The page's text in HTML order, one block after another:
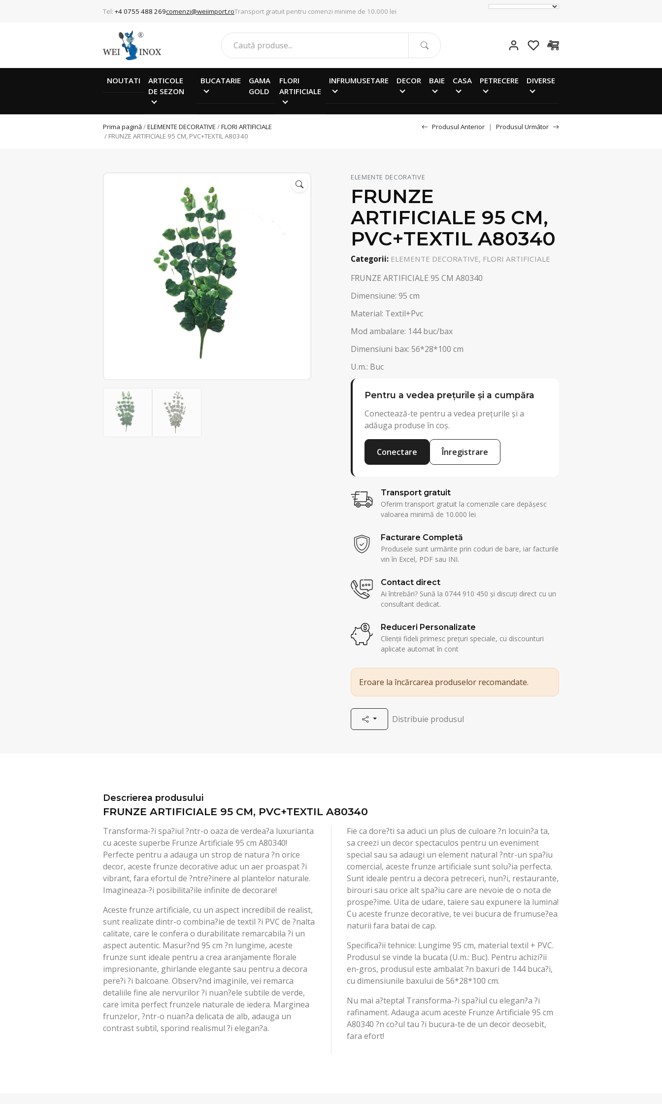
Tel: +4 0755 488 269comenzi@weiimport.roTransport gratuit pentru comenzi minime de 10.000 lei
NOUTATI
ARTICOLE
DE SEZON
BUCATARIE
GAMA
GOLD
FLORI
ARTIFICIALE
INFRUMUSETARE DECOR BAIE CASA PETRECERE DIVERSE
Prima pagină/ELEMENTE DECORATIVE /FLORI ARTIFICIALE
/ FRUNZE ARTIFICIALE 95 CM, PVC+TEXTIL A80340
Produsul Anterior | Produsul Următor
ELEMENTE DECORATIVE
FRUNZE
ARTIFICIALE 95 CM,
PVC+TEXTIL A80340
Categorii: ELEMENTE DECORATIVE, FLORI ARTIFICIALE
FRUNZE ARTIFICIALE 95 CM A80340
Dimensiune: 95 cm
Material: Textil+Pvc
Mod ambalare: 144 buc/bax
Dimensiuni bax: 56*28*100 cm
U.m.: Buc
Pentru a vedea prețurile și a cumpăra
Conectează-te pentru a vedea prețurile și a
adăuga produse în coș.
Conectare Înregistrare
Transport gratuit
Oferim transport gratuit la comenzile care depășesc
valoarea minimă de 10.000 lei
Facturare Completă
Produsele sunt urmărite prin coduri de bare, iar facturile
vin în Excel, PDF sau INI.
Contact direct
Ai întrebări? Sună la 0744 910 450 și discuți direct cu un
consultant dedicat.
Reduceri Personalizate
Clienții fideli primesc prețuri speciale, cu discounturi
aplicate automat în cont
Eroare la încărcarea produselor recomandate.
Distribuie produsul
Descrierea produsului
FRUNZE ARTIFICIALE 95 CM, PVC+TEXTIL A80340
Transforma-?i spa?iul ?ntr-o oaza de verdea?a luxurianta
cu aceste superbe Frunze Artificiale 95 cm A80340!
Perfecte pentru a adauga un strop de natura ?n orice
decor, aceste frunze decorative aduc un aer proaspat ?i
vibrant, fara efortul de ?ntre?inere al plantelor naturale.
Imagineaza-?i posibilita?ile infinite de decorare!
Aceste frunze artificiale, cu un aspect incredibil de realist,
sunt realizate dintr-o combina?ie de textil ?i PVC de ?nalta
calitate, care le confera o durabilitate remarcabila ?i un
aspect autentic. Masur?nd 95 cm ?n lungime, aceste
frunze sunt ideale pentru a crea aranjamente florale
impresionante, ghirlande elegante sau pentru a decora
pere?i ?i balcoane. Observ?nd imaginile, vei remarca
detaliile fine ale nervurilor ?i nuan?ele subtile de verde,
care imita perfect frunzele naturale de iedera. Marginea
frunzelor, ?ntr-o nuan?a delicata de alb, adauga un
contrast subtil, sporind realismul ?i elegan?a.
Fie ca dore?ti sa aduci un plus de culoare ?n locuin?a ta,
sa creezi un decor spectaculos pentru un eveniment
special sau sa adaugi un element natural ?ntr-un spa?iu
comercial, aceste frunze artificiale sunt solu?ia perfecta.
Sunt ideale pentru a decora petreceri, nun?i, restaurante,
birouri sau orice alt spa?iu care are nevoie de o nota de
prospe?ime. Uita de udare, taiere sau expunere la lumina!
Cu aceste frunze decorative, te vei bucura de frumuse?ea
naturii fara batai de cap.
Specifica?ii tehnice: Lungime 95 cm, material textil + PVC.
Produsul se vinde la bucata (U.m.: Buc). Pentru achizi?ii
en-gros, produsul este ambalat ?n baxuri de 144 buca?i,
cu dimensiunile baxului de 56*28*100 cm.
Nu mai a?tepta! Transforma-?i spa?iul cu elegan?a ?i
rafinament. Adauga acum aceste Frunze Artificiale 95 cm
A80340 ?n co?ul tau ?i bucura-te de un decor deosebit,
fara efort!